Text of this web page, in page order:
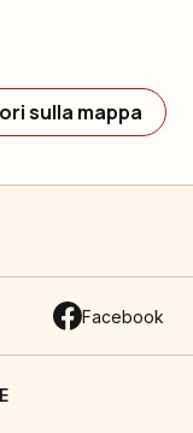
sulla mappa
Facebook